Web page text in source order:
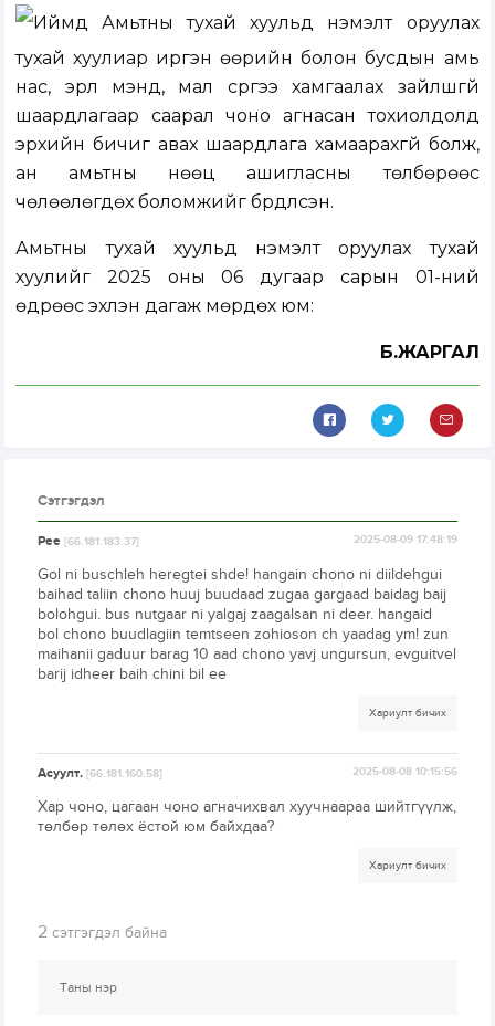
Иймд Амьтны тухай хуульд нэмэлт оруулах
тухай хуулиар иргэн өөрийн болон бусдын амь
нас, эрүүл мэнд, мал сүргээ хамгаалах зайлшгүй
шаардлагаар саарал чоно агнасан тохиолдолд
эрхийн бичиг авах шаардлага хамаарахгүй болж,
ан амьтны нөөц ашигласны төлбөрөөс
чөлөөлөгдөх боломжийг бүрдүүлсэн.
Амьтны тухай хуульд нэмэлт оруулах тухай
хуулийг 2025 оны 06 дугаар сарын 01-ний
өдрөөс эхлэн дагаж мөрдөх юм:
Б.ЖАРГАЛ
Сэтгэгдэл
Pee[66.181.183.37] 2025-08-09 17:48:19
Gol ni buschleh heregtei shde! hangain chono ni diildehgui
baihad taliin chono huuj buudaad zugaa gargaad baidag baij
bolohgui. bus nutgaar ni yalgaj zaagalsan ni deer. hangaid
bol chono buudlagiin temtseen zohioson ch yaadag ym! zun
maihanii gaduur barag 10 aad chono yavj ungursun, evguitvel
barij idheer baih chini bil ee
Хариулт бичих
Асуулт.[66.181.160.58] 2025-08-08 10:15:56
Хар чоно, цагаан чоно агначихвал хуучнаараа шийтгүүлж,
төлбөр төлөх ёстой юм байхдаа?
Хариулт бичих
2 сэтгэгдэл байна